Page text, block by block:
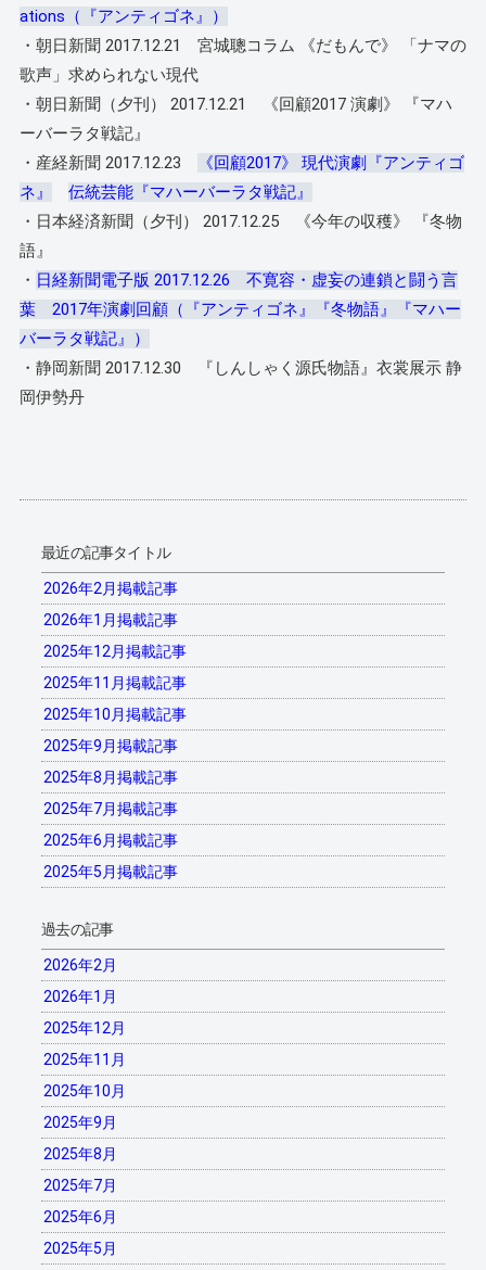
ations（『アンティゴネ』）
・朝日新聞 2017.12.21 宮城聰コラム 《だもんで》 「ナマの
歌声」求められない現代
・朝日新聞（夕刊） 2017.12.21 《回顧2017 演劇》 『マハ
ーバーラタ戦記』
・産経新聞 2017.12.23
《回顧2017》 現代演劇『アンティゴ
ネ』
伝統芸能『マハーバーラタ戦記』
・日本経済新聞（夕刊） 2017.12.25 《今年の収穫》 『冬物
語』
・ 日経新聞電子版 2017.12.26 不寛容・虚妄の連鎖と闘う言
葉 2017年演劇回顧（『アンティゴネ』『冬物語』『マハー
バーラタ戦記』）
・静岡新聞 2017.12.30 『しんしゃく源氏物語』衣裳展示 静
岡伊勢丹
最近の記事タイトル
2026年2月掲載記事
2026年1月掲載記事
2025年12月掲載記事
2025年11月掲載記事
2025年10月掲載記事
2025年9月掲載記事
2025年8月掲載記事
2025年7月掲載記事
2025年6月掲載記事
2025年5月掲載記事
過去の記事
2026年2月
2026年1月
2025年12月
2025年11月
2025年10月
2025年9月
2025年8月
2025年7月
2025年6月
2025年5月